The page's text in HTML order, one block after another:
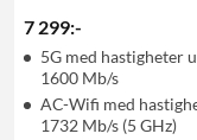
7 299:-
5G med hastigheter
1600 Mb/s
AC-Wifi med
1732 Mb/s (5 GHz)